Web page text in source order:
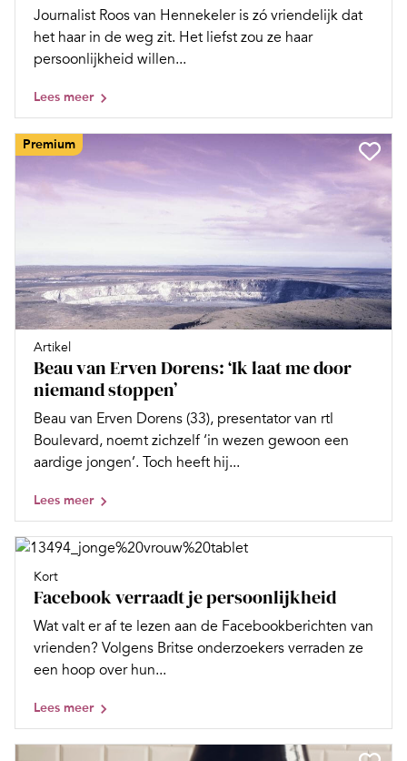
Journalist Roos van Hennekeler is zó vriendelijk dat
het haar in de weg zit. Het liefst zou ze haar
persoonlijkheid willen...
Lees meer
Premium
Artikel
Beau van Erven Dorens: ‘Ik laat me door
niemand stoppen’
Beau van Erven Dorens (33), presentator van rtl
Boulevard, noemt zichzelf ‘in wezen gewoon een
aardige jongen’. Toch heeft hij...
Lees meer
Kort
Facebook verraadt je persoonlijkheid
Wat valt er af te lezen aan de Facebookberichten van
vrienden? Volgens Britse onderzoekers verraden ze
een hoop over hun...
Lees meer